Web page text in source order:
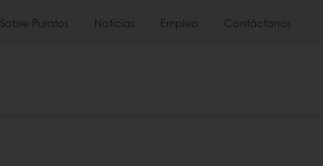
Sobre Puratos Noticias Empleo Contáctanos